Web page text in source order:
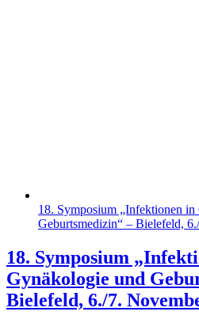
18. Symposium „Infektionen
Geburtsmedizin“ – Bielefeld,
18. Symposium
Gynäkologie und
Bielefeld, 6./7.